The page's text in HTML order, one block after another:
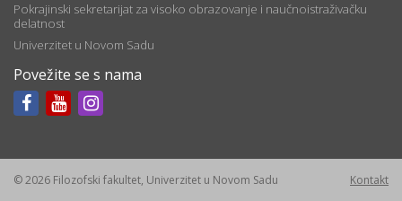
Pokrajinski sekretarijat za visoko obrazovanje i naučnoistraživačku
delatnost
Univerzitet u Novom Sadu
Povežite se s nama
© 2026 Filozofski fakultet, Univerzitet u Novom Sadu Kontakt